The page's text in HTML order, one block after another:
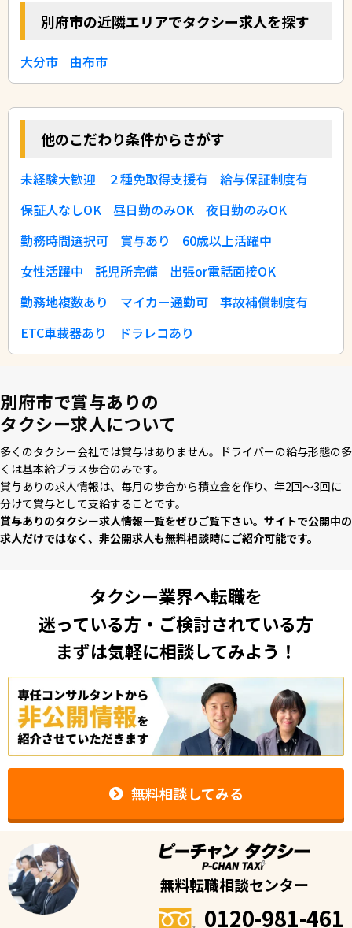
別府市の近隣エリアでタクシー求人を探す
大分市 由布市
他のこだわり条件からさがす
未経験大歓迎 ２種免取得支援有
給与保証制度有
保証人なしOK
昼日勤のみOK
夜日勤のみOK
勤務時間選択可
賞与あり
60歳以上活躍中
女性活躍中
託児所完備
出張or電話面接OK
勤務地複数あり
マイカー通勤可
事故補償制度有
ETC車載器あり
ドラレコあり
別府市で賞与ありの
タクシー求人について
多くのタクシー会社では賞与はありません。ドライバーの給与形態の多
くは基本給プラス歩合のみです。
賞与ありの求⼈情報は、毎⽉の歩合から積⽴⾦を作り、年2回〜3回に
分けて賞与として⽀給することです。
賞与ありのタクシー求⼈情報⼀覧をぜひご覧下さい。サイトで公開中の
求⼈だけではなく、⾮公開求⼈も無料相談時にご紹介可能です。
タクシー業界へ転職を
迷っている方・ご検討されている方
まずは気軽に相談してみよう！
無料相談してみる
無料転職相談センター
0120-981-461